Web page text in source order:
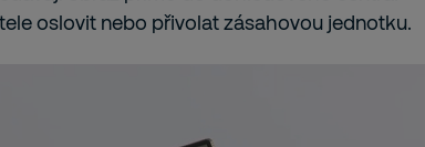
oslovit nebo přivolat zásahovou jednotku.